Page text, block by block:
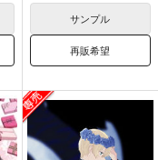
サンプル
再販希望